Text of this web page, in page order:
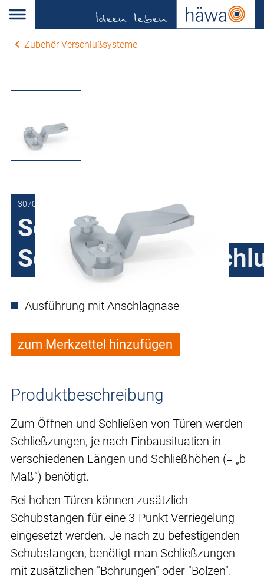
Zubehör Verschlußsysteme
3070-0714-28-05
Schließzunge für
Ausführung mit Anschlagnase
zum Merkzettel hinzufügen
Produktbeschreibung
Zum Öffnen und Schließen von Türen werden
Schließzungen, je nach Einbausituation in
verschiedenen Längen und Schließhöhen (= „b-
Maß“) benötigt.
Bei hohen Türen können zusätzlich
Schubstangen für eine 3-Punkt Verriegelung
eingesetzt werden. Je nach zu befestigenden
Schubstangen, benötigt man Schließzungen
mit zusätzlichen "Bohrungen" oder "Bolzen".